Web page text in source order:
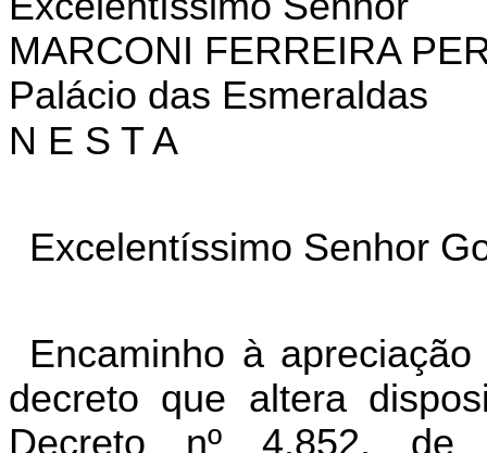
MARCONI FERREIRA
Palácio das Esmeraldas
N E S T A
Excelentíssimo Senhor
Encaminho à
decreto que altera
Decreto nº 4.852,